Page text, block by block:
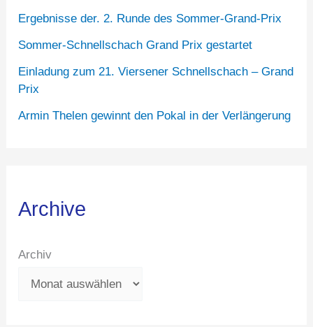
Ergebnisse der. 2. Runde des Sommer-Grand-Prix
Sommer-Schnellschach Grand Prix gestartet
Einladung zum 21. Viersener Schnellschach – Grand
Prix
Armin Thelen gewinnt den Pokal in der Verlängerung
Archive
Archiv